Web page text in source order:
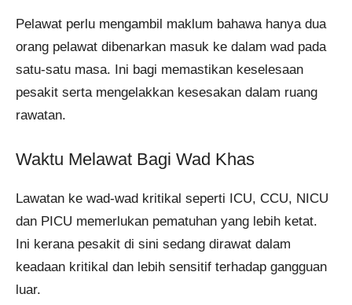
Pelawat perlu mengambil maklum bahawa hanya dua
orang pelawat dibenarkan masuk ke dalam wad pada
satu-satu masa. Ini bagi memastikan keselesaan
pesakit serta mengelakkan kesesakan dalam ruang
rawatan.
Waktu Melawat Bagi Wad Khas
Lawatan ke wad-wad kritikal seperti ICU, CCU, NICU
dan PICU memerlukan pematuhan yang lebih ketat.
Ini kerana pesakit di sini sedang dirawat dalam
keadaan kritikal dan lebih sensitif terhadap gangguan
luar.